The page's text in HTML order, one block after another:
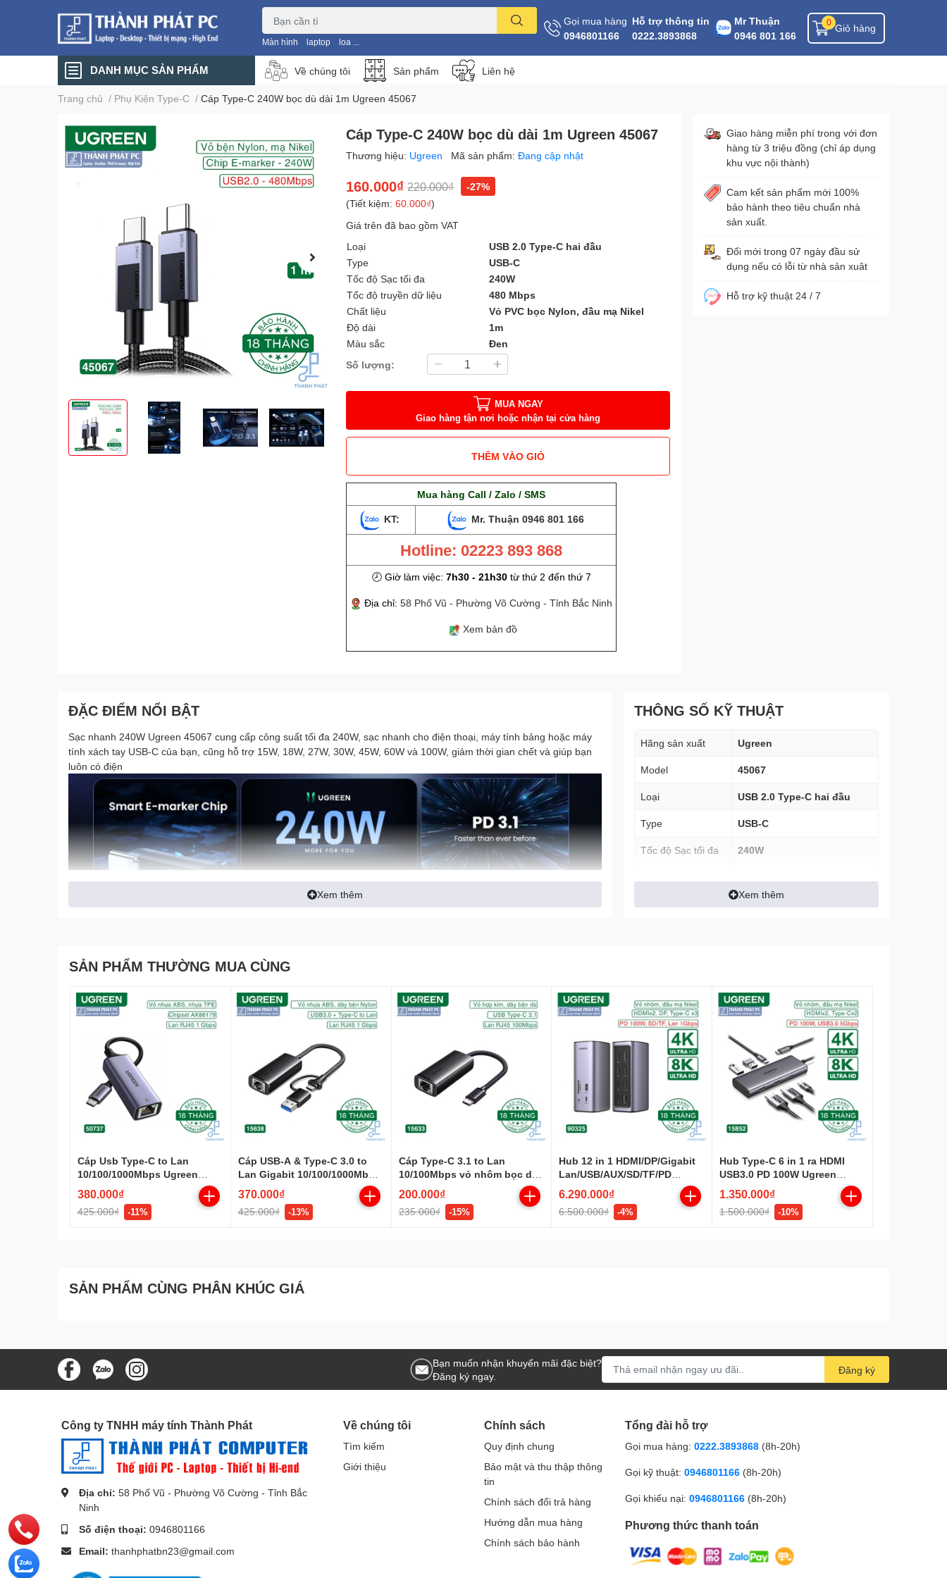
Màn hình laptop loa ...
Gọi mua hàng
0946801166
Hỗ trợ thông tin
0222.3893868
Mr Thuận
0946 801 166
Giỏ hàng
0
DANH MỤC SẢN PHẨM Về chúng tôi Sản phẩm Liên hệ
Trang chủ / Phụ Kiện Type-C / Cáp Type-C 240W bọc dù dài 1m Ugreen 45067
Cáp Type-C 240W bọc dù dài 1m Ugreen 45067
Thương hiệu: Ugreen Mã sản phẩm:Đang cập nhật
160.000₫ 220.000₫
-27%
(Tiết kiệm:60.000₫)
Giá trên đã bao gồm VAT
Loại
USB 2.0 Type-C hai đầu
Type
USB-C
Tốc độ Sạc tối đa
240W
Tốc độ truyền dữ liệu
480 Mbps
Chất liệu
Vỏ PVC bọc Nylon, đầu mạ Nikel
Độ dài
1m
Màu sắc
Đen
Số lượng:
MUA NGAY
Giao hàng tận nơi hoặc nhận tại cửa hàng
THÊM VÀO GIỎ
Mua hàng Call / Zalo / SMS
KT: Mr. Thuận0946 801 166
Hotline: 02223 893 868
🕗 Giờ làm việc: 7h30 - 21h30từ thứ 2 đến thứ 7
Địa chỉ:58 Phố Vũ - Phường Võ Cường - Tỉnh Bắc Ninh
Xem bản đồ
Giao hàng miễn phí trong với đơn
hàng từ 3 triệu đồng (chỉ áp dụng
khu vực nội thành)
Cam kết sản phẩm mới 100%
bảo hành theo tiêu chuẩn nhà
sản xuất.
Đổi mới trong 07 ngày đầu sử
dụng nếu có lỗi từ nhà sản xuât
Hỗ trợ kỹ thuật 24 / 7
ĐẶC ĐIỂM NỔI BẬT
Sạc nhanh 240W Ugreen 45067 cung cấp công suất tối đa 240W, sạc nhanh cho điện thoại, máy tính bảng hoặc máy
tính xách tay USB-C của bạn, cũng hỗ trợ 15W, 18W, 27W, 30W, 45W, 60W và 100W, giảm thời gian chết và giúp bạn
luôn có điện
Xem thêm
THÔNG SỐ KỸ THUẬT
Hãng sản xuất Ugreen
Model 45067
Loại USB 2.0 Type-C hai đầu
Type USB-C
Tốc độ Sạc tối đa 240W
480 Mbps
Xem thêm
SẢN PHẨM THƯỜNG MUA CÙNG
Cáp Usb Type-C to Lan
10/100/1000Mbps Ugreen
50737
380.000₫
425.000₫ -11%
Cáp USB-A & Type-C 3.0 to
Lan Gigabit 10/100/1000Mbps
Ugreen 15638
370.000₫
425.000₫ -13%
Cáp Type-C 3.1 to Lan
10/100Mbps vỏ nhôm bọc dù
Ugreen 15633
200.000₫
235.000₫ -15%
Hub 12 in 1 HDMI/DP/Gigabit
Lan/USB/AUX/SD/TF/PD
Ugreen 90325
6.290.000₫
6.500.000₫ -4%
Hub Type-C 6 in 1 ra HDMI
USB3.0 PD 100W Ugreen
15852
1.350.000₫
1.500.000₫ -10%
SẢN PHẨM CÙNG PHÂN KHÚC GIÁ
Bạn muốn nhận khuyến mãi đặc biệt?
Đăng ký ngay.
Đăng ký
Công ty TNHH máy tính Thành Phát
Địa chỉ: 58 Phố Vũ - Phường Võ Cường - Tỉnh Bắc
Ninh
Số điện thoại: 0946801166
Email: thanhphatbn23@gmail.com
Về chúng tôi
Tìm kiếm
Giới thiệu
Chính sách
Quy định chung
Bảo mật và thu thập thông
tin
Chính sách đổi trả hàng
Hướng dẫn mua hàng
Chính sách bảo hành
Tổng đài hỗ trợ
Gọi mua hàng: 0222.3893868 (8h-20h)
Gọi kỹ thuật: 0946801166 (8h-20h)
Gọi khiếu nại: 0946801166 (8h-20h)
Phương thức thanh toán